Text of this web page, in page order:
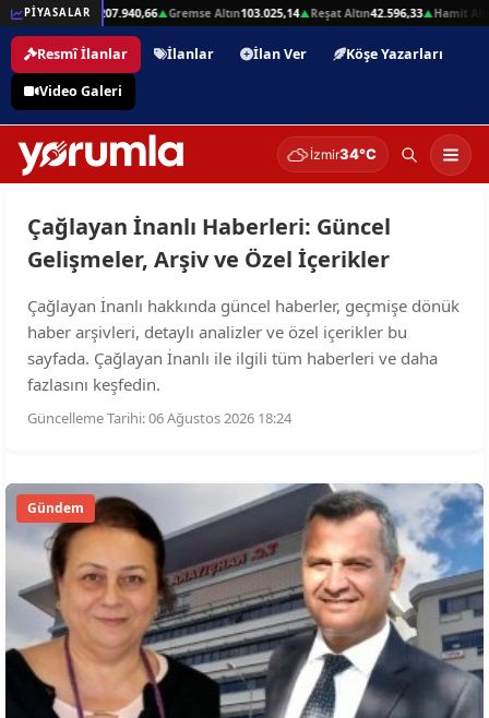
PİYASALAR
▲Beşli Altın 207.940,66▲Gremse Altın103.025,14▲Reşat Altın42.596,33▲Hamit
Resmî İlanlar İlanlar İlan Ver
Köşe Yazarları
Video Galeri
İzmir34°C
Çağlayan İnanlı Haberleri: Güncel
Gelişmeler, Arşiv ve Özel İçerikler
Çağlayan İnanlı hakkında güncel haberler, geçmişe dönük
haber arşivleri, detaylı analizler ve özel içerikler bu
sayfada. Çağlayan İnanlı ile ilgili tüm haberleri ve daha
fazlasını keşfedin.
Güncelleme Tarihi: 06 Ağustos 2026 18:24
Gündem